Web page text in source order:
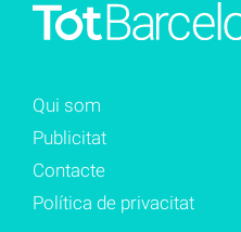
Qui som
Publicitat
Contacte
Política de privacitat